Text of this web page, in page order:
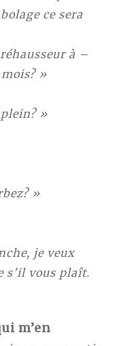
ce sera
à –
»
»
»
je veux
s’il vous plaît.
m’en